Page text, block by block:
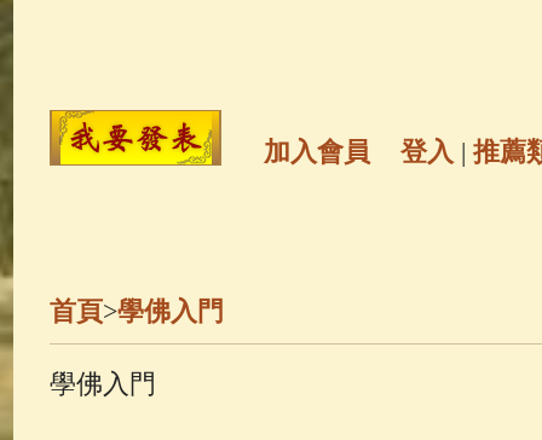
金山活佛
善財童子五十三參
佛典故事
加入會員 登入 | 推薦
首頁>學佛入門
學佛入門